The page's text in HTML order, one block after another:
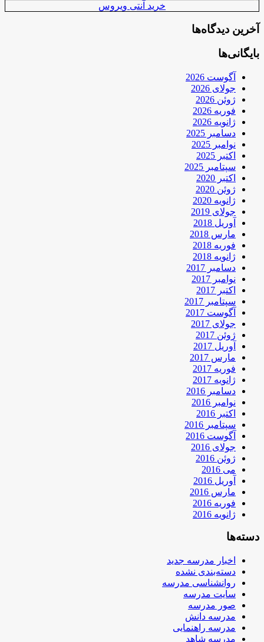
خرید آنتی ویروس
آخرین دیدگاه‌ها
بایگانی‌ها
آگوست 2026
جولای 2026
ژوئن 2026
فوریه 2026
ژانویه 2026
دسامبر 2025
نوامبر 2025
اکتبر 2025
سپتامبر 2025
اکتبر 2020
ژوئن 2020
ژانویه 2020
جولای 2019
آوریل 2018
مارس 2018
فوریه 2018
ژانویه 2018
دسامبر 2017
نوامبر 2017
اکتبر 2017
سپتامبر 2017
آگوست 2017
جولای 2017
ژوئن 2017
آوریل 2017
مارس 2017
فوریه 2017
ژانویه 2017
دسامبر 2016
نوامبر 2016
اکتبر 2016
سپتامبر 2016
آگوست 2016
جولای 2016
ژوئن 2016
می 2016
آوریل 2016
مارس 2016
فوریه 2016
ژانویه 2016
دسته‌ها
اخبار مدرسه جدید
دسته‌بندی نشده
روانشناسی مدرسه
سایت مدرسه
صور مدرسه
مدرسه دانش
مدرسه راهنمایی
مدرسه شاهد